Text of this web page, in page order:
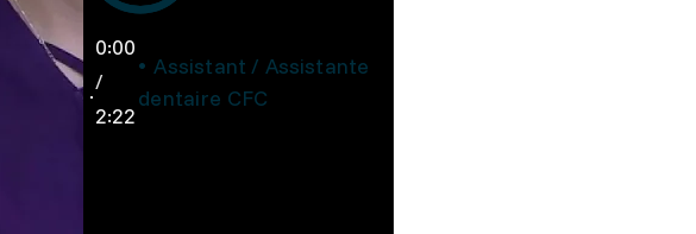
0:00
/
2:22
Assistant / Assistante
dentaire CFC